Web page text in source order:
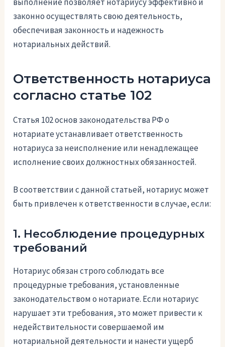
законно осуществлять свою деятельность,
обеспечивая законность и надежность
нотариальных действий.
Ответственность нотариуса
согласно статье 102
Статья 102 основ законодательства РФ о
нотариате устанавливает ответственность
нотариуса за неисполнение или ненадлежащее
исполнение своих должностных обязанностей.
В соответствии с данной статьей, нотариус может
быть привлечен к ответственности в случае, если:
1. Несоблюдение процедурных
требований
Нотариус обязан строго соблюдать все
процедурные требования, установленные
законодательством о нотариате. Если нотариус
нарушает эти требования, это может привести к
недействительности совершаемой им
нотариальной деятельности и нанести ущерб